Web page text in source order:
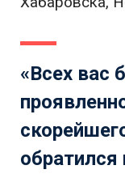
«Всех вас
обратился